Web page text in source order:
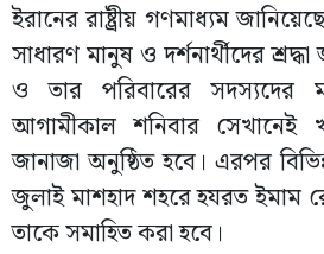
ইরানের রাষ্ট্রীয় গণমাধ্যম
সাধারণ মানুষ ও দর্শনার্থীদের
ও তার পরিবারের সদস্যদের
আগামীকাল শনিবার সেখানেই
জানাজা অনুষ্ঠিত হবে। এরপর
জুলাই মাশহাদ শহরে হযরত ইমাম
তাকে সমাহিত করা হবে।